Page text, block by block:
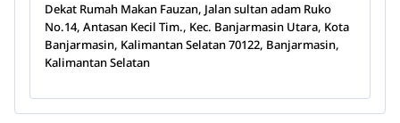
Dekat Rumah Makan Fauzan, Jalan sultan adam Ruko
No.14, Antasan Kecil Tim., Kec. Banjarmasin Utara, Kota
Banjarmasin, Kalimantan Selatan 70122, Banjarmasin,
Kalimantan Selatan